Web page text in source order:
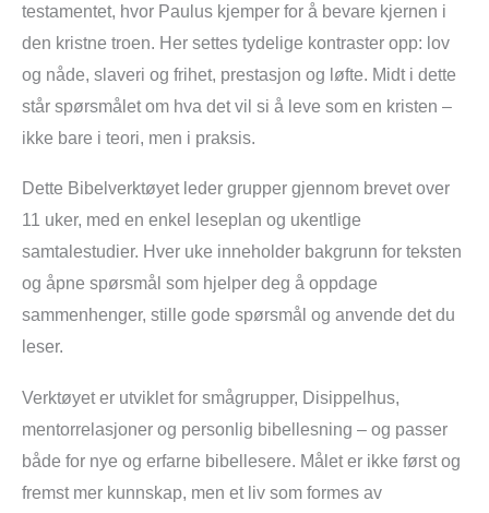
testamentet, hvor Paulus kjemper for å bevare kjernen i
den kristne troen. Her settes tydelige kontraster opp: lov
og nåde, slaveri og frihet, prestasjon og løfte. Midt i dette
står spørsmålet om hva det vil si å leve som en kristen –
ikke bare i teori, men i praksis.
Dette Bibelverktøyet leder grupper gjennom brevet over
11 uker, med en enkel leseplan og ukentlige
samtalestudier. Hver uke inneholder bakgrunn for teksten
og åpne spørsmål som hjelper deg å oppdage
sammenhenger, stille gode spørsmål og anvende det du
leser.
Verktøyet er utviklet for smågrupper, Disippelhus,
mentorrelasjoner og personlig bibellesning – og passer
både for nye og erfarne bibellesere. Målet er ikke først og
fremst mer kunnskap, men et liv som formes av